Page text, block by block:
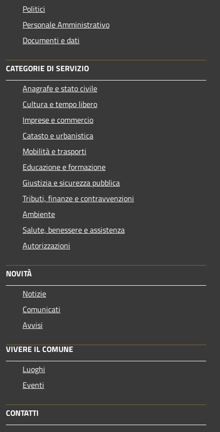
Politici
Personale Amministrativo
Documenti e dati
CATEGORIE DI SERVIZIO
Anagrafe e stato civile
Cultura e tempo libero
Imprese e commercio
Catasto e urbanistica
Mobilità e trasporti
Educazione e formazione
Giustizia e sicurezza pubblica
Tributi, finanze e contravvenzioni
Ambiente
Salute, benessere e assistenza
Autorizzazioni
NOVITÀ
Notizie
Comunicati
Avvisi
VIVERE IL COMUNE
Luoghi
Eventi
CONTATTI